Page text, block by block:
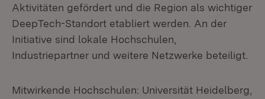
Aktivitäten gefördert und die Region als wichtiger
DeepTech-Standort etabliert werden. An der
Initiative sind lokale Hochschulen,
Industriepartner und weitere Netzwerke beteiligt.
Mitwirkende Hochschulen: Universität Heidelberg,